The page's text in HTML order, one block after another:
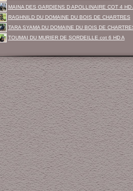
MAINA DES GARDIENS D APOLLINAIRE COT 4 HD
RAGHNILD DU DOMAINE DU BOIS DE CHARTRES
TARA SYAMA DU DOMAINE DU BOIS DE
TOUMAI DU MURIER DE SORDEILLE cot 6 HD A